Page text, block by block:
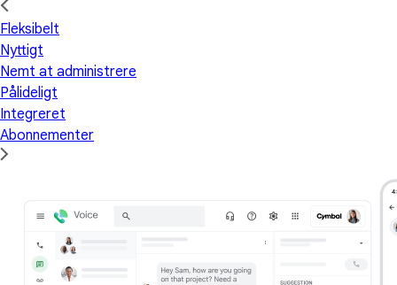
Fleksibelt
Nyttigt
Nemt at administrere
Pålideligt
Integreret
Abonnementer